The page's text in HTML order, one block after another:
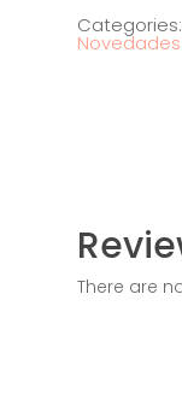
Categories:
Novedades
There are